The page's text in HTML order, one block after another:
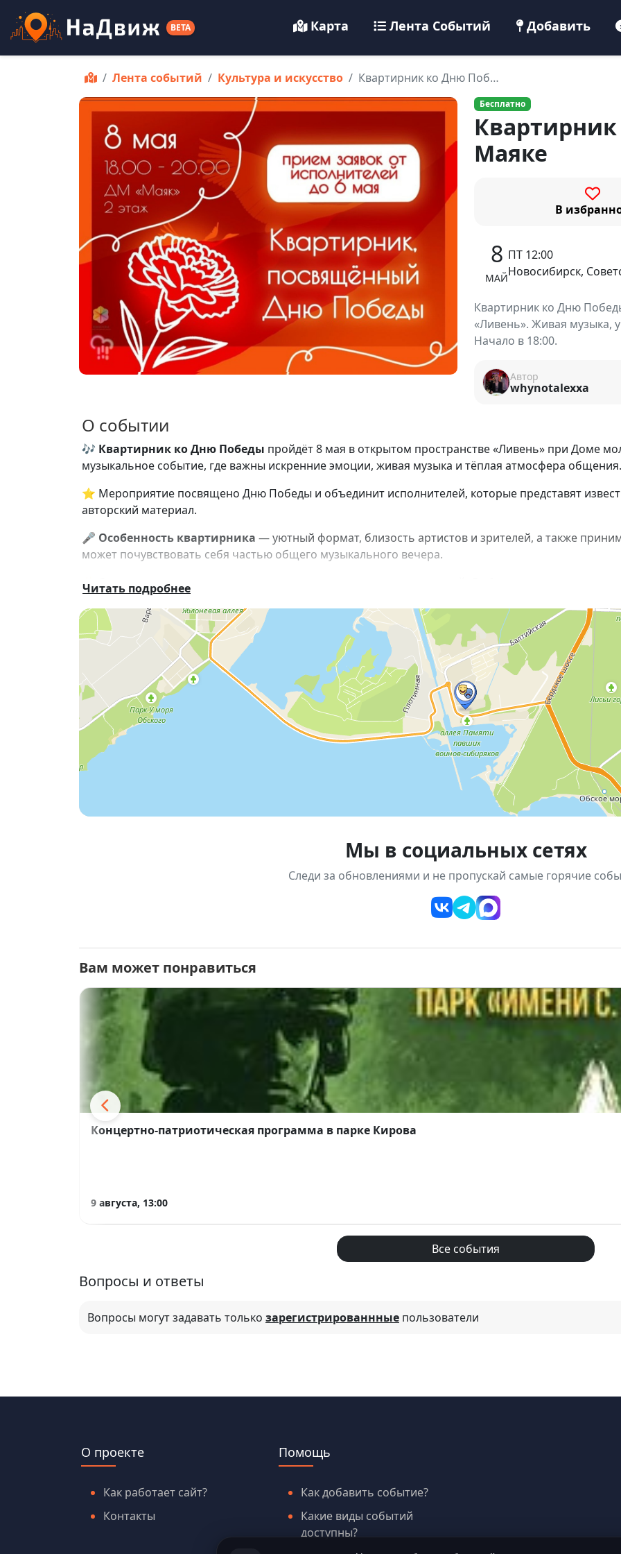
BETA Карта Лента Событий Добавить
Лента событий Культура и искусство Квартирник ко Дню Поб…
Бесплатно
Маяке
В
8
МАЙ
ПТ 12:00
Новосибирск,
Квартирник ко Дню
«Ливень». Живая музыка,
Начало в 18:00.
Автор
whynotalexxa
О событии
🎶 Квартирник ко Дню Победы пройдёт 8 мая в открытом пространстве «Ливень» при Доме
музыкальное событие, где важны искренние эмоции, живая музыка и тёплая атмосфера общения.
⭐ Мероприятие посвящено Дню Победы и объединит исполнителей, которые представят
авторский материал.
🎤 Особенность квартирника — уютный формат, близость артистов и зрителей, а также
может почувствовать себя частью общего музыкального вечера.
✨ Организаторы приглашают к участию музыкантов и исполнителей. До 6 мая принимаются
сюда
📌Основная информация:
📅 Дата: 8 мая 2026
⏰ Время: с 12:00
📍 Место: Дом молодёжи «Маяк», ул. Русская, 1а, Новосибирск
🎫 Участие: бесплатное
Читать подробнее
Мы в социальных сетях
Следи за обновлениями и не пропускай самые горячие
Вам может понравиться
Концертно-патриотическая программа в парке Кирова
9 августа, 13:00
Все события
Вопросы и ответы
Вопросы могут задавать только зарегистрированнные пользователи
О проекте
Как работает сайт?
Контакты
Помощь
Как добавить событие?
Какие виды событий
доступны?